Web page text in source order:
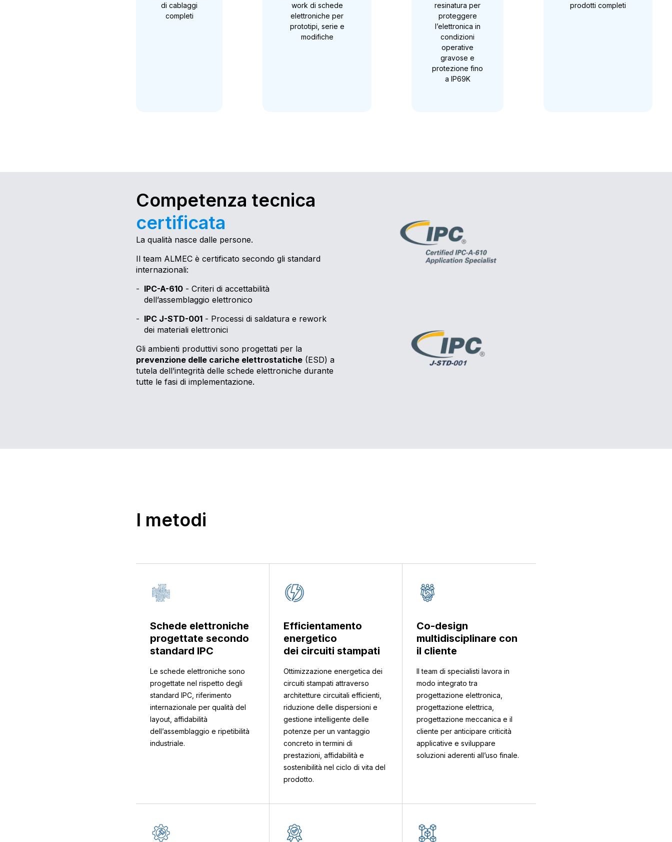
di cablaggi
completi
work di schede
elettroniche per
prototipi, serie e
modifiche
resinatura per
proteggere
l’elettronica in
condizioni
operative
gravose e
protezione fino
a IP69K
prodotti completi
Competenza tecnica
certificata
La qualità nasce dalle persone.
Il team ALMEC è certificato secondo gli standard
internazionali:
IPC-A-610 - Criteri di accettabilità
dell’assemblaggio elettronico
IPC J-STD-001 - Processi di saldatura e rework
dei materiali elettronici
Gli ambienti produttivi sono progettati per la
prevenzione delle cariche elettrostatiche (ESD) a
tutela dell’integrità delle schede elettroniche durante
tutte le fasi di implementazione.
I metodi
Schede elettroniche
progettate secondo
standard IPC
Le schede elettroniche sono
progettate nel rispetto degli
standard IPC, riferimento
internazionale per qualità del
layout, affidabilità
dell’assemblaggio e ripetibilità
industriale.
Efficientamento
energetico
dei circuiti stampati
Ottimizzazione energetica dei
circuiti stampati attraverso
architetture circuitali efficienti,
riduzione delle dispersioni e
gestione intelligente delle
potenze per un vantaggio
concreto in termini di
prestazioni, affidabilità e
sostenibilità nel ciclo di vita del
prodotto.
Co-design
multidisciplinare con
il cliente
Il team di specialisti lavora in
modo integrato tra
progettazione elettronica,
progettazione elettrica,
progettazione meccanica e il
cliente per anticipare criticità
applicative e sviluppare
soluzioni aderenti all’uso finale.